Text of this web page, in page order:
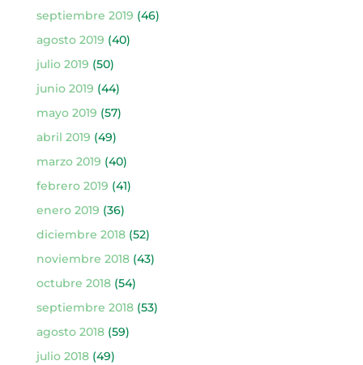
septiembre 2019 (46)
agosto 2019 (40)
julio 2019 (50)
junio 2019 (44)
mayo 2019 (57)
abril 2019 (49)
marzo 2019 (40)
febrero 2019 (41)
enero 2019 (36)
diciembre 2018(52)
noviembre 2018(43)
octubre 2018(54)
septiembre 2018(53)
agosto 2018(59)
julio 2018(49)